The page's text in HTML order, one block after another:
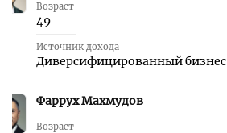
Возраст
49
Источник дохода
Диверсифицированный бизнес
24 Фаррух Махмудов
Возраст